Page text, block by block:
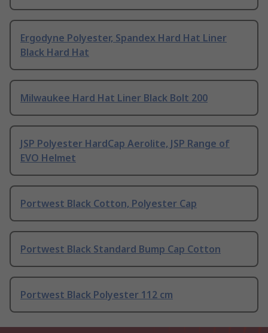
Ergodyne Polyester, Spandex Hard Hat Liner
Black Hard Hat
Milwaukee Hard Hat Liner Black Bolt 200
JSP Polyester HardCap Aerolite, JSP Range of
EVO Helmet
Portwest Black Cotton, Polyester Cap
Portwest Black Standard Bump Cap Cotton
Portwest Black Polyester 112 cm